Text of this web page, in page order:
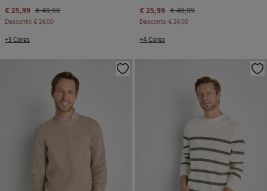
€ 25,99 € 49,99
Desconto€ 24,00
+3 Cores
€ 25,99 € 49,99
Desconto€ 24,00
+4 Cores